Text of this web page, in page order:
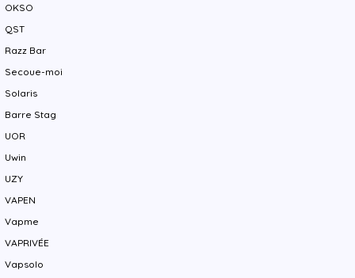
OKSO
QST
Razz Bar
Secoue-moi
Solaris
Barre Stag
UOR
Uwin
UZY
VAPEN
Vapme
VAPRIVÉE
Vapsolo